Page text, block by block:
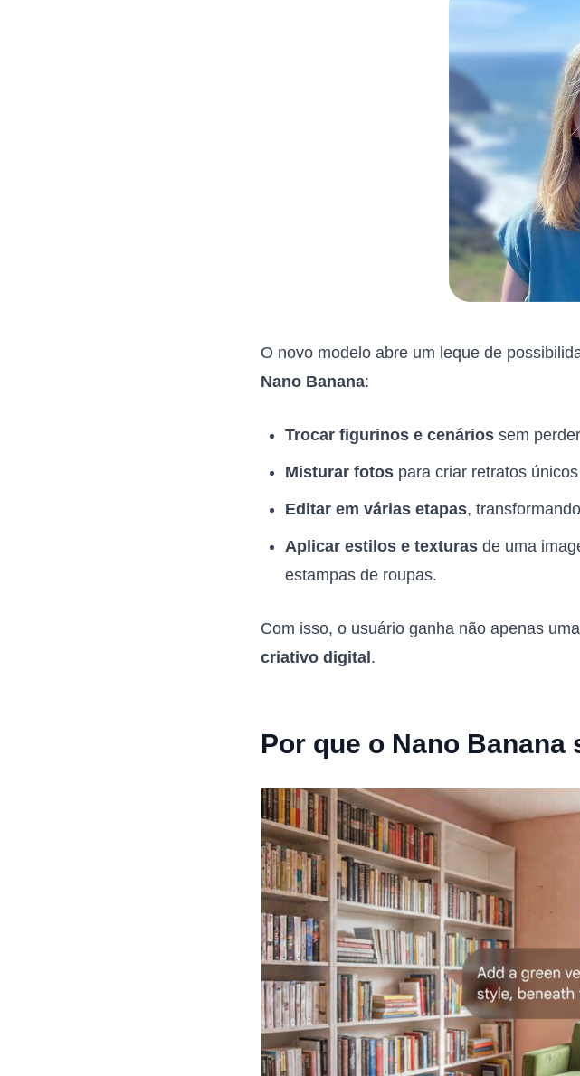
O novo modelo abre um leque de
Nano Banana:
Trocar figurinos e cenários sem
Misturar fotos para criar retratos
Editar em várias etapas,
Aplicar estilos e texturas de uma
estampas de roupas.
Com isso, o usuário ganha não apenas
criativo digital .
Por que o Nano Banana